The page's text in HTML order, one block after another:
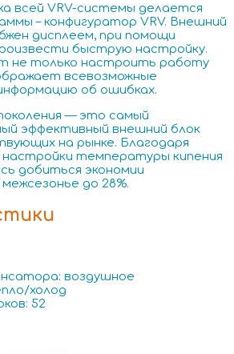
всей VRV-системы делается
– конфигуратор VRV. Внешний
дисплеем, при помощи
быструю настройку.
не только настроить работу
всевозможные
об ошибках.
— это самый
эффективный внешний блок
на рынке. Благодаря
настройки температуры кипения
добиться экономии
до 28%.
воздушное
холод
52